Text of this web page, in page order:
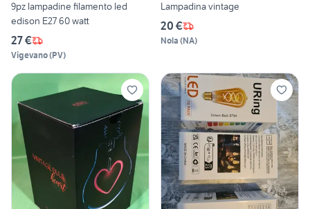
9pz lampadine filamento led
edison E27 60 watt
27 €
Vigevano(PV)
Lampadina vintage
20 €
Nola (NA)